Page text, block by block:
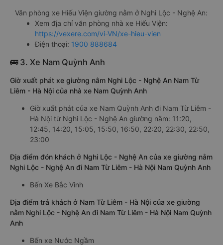
Văn phòng xe Hiếu Viện giường nằm ở Nghi Lộc - Nghệ An:
Xem địa chỉ văn phòng nhà xe Hiếu Viện:
https://vexere.com/vi-VN/xe-hieu-vien
Điện thoại: 1900 888684
🚌 3. Xe Nam Quỳnh Anh
Giờ xuất phát xe giường nằm Nghi Lộc - Nghệ An Nam Từ
Liêm - Hà Nội của nhà xe Nam Quỳnh Anh
Giờ xuất phát của xe Nam Quỳnh Anh đi Nam Từ Liêm -
Hà Nội từ Nghi Lộc - Nghệ An giường nằm: 11:20,
12:45, 14:20, 15:05, 15:50, 16:50, 22:20, 22:30, 22:50,
23:00
Địa điểm đón khách ở Nghi Lộc - Nghệ An của xe giường nằm
Nghi Lộc - Nghệ An đi Nam Từ Liêm - Hà Nội Nam Quỳnh Anh
Bến Xe Bắc Vinh
Địa điểm trả khách ở Nam Từ Liêm - Hà Nội của xe giường
nằm Nghi Lộc - Nghệ An đi Nam Từ Liêm - Hà Nội Nam Quỳnh
Anh
Bến xe Nước Ngầm